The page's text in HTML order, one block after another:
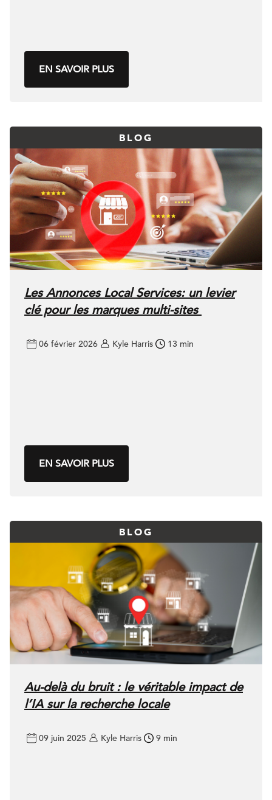
EN SAVOIR PLUS
BLOG
Les Annonces Local Services: un levier
clé pour les marques multi-sites
06 février 2026 Kyle Harris 13 min
EN SAVOIR PLUS
BLOG
Au-delà du bruit : le véritable impact de
l’IA sur la recherche locale
09 juin 2025 Kyle Harris 9 min